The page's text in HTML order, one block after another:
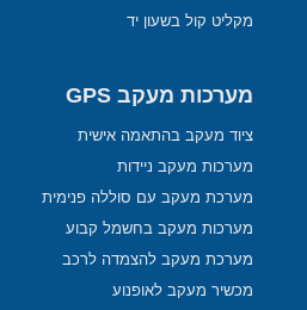
מקליט קול בשעון יד
מערכות מעקב GPS
ציוד מעקב בהתאמה אישית
מערכות מעקב ניידות
מערכת מעקב עם סוללה פנימית
מערכות מעקב בחשמל קבוע
מערכת מעקב להצמדה לרכב
מכשיר מעקב לאופנוע